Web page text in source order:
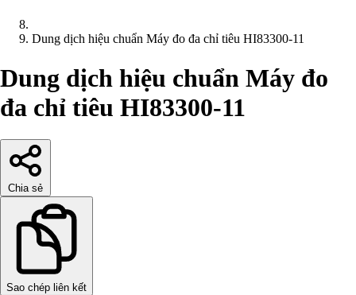
Dung dịch hiệu chuẩn Máy đo đa chỉ tiêu HI83300-11
Dung dịch hiệu chuẩn Máy đo
đa chỉ tiêu HI83300-11
Chia sẻ
Sao chép liên kết